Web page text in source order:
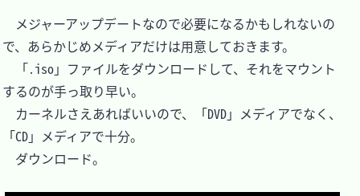
メジャーアップデートなので必要になるかもしれないの
で、あらかじめメディアだけは用意しておきます。
「.iso」ファイルをダウンロードして、それをマウント
するのが手っ取り早い。
カーネルさえあればいいので、「DVD」メディアでなく、
「CD」メディアで十分。
ダウンロード。